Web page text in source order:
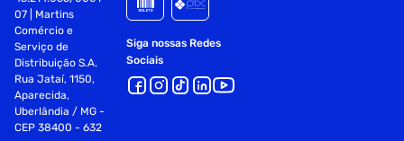
07 | Martins
Comércio e
Serviço de
Distribuição S.A.
Rua Jataí, 1150,
Aparecida,
Uberlândia / MG -
CEP 38400 - 632
Siga nossas Redes
Sociais